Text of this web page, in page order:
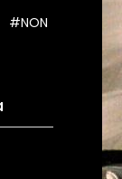
#NON